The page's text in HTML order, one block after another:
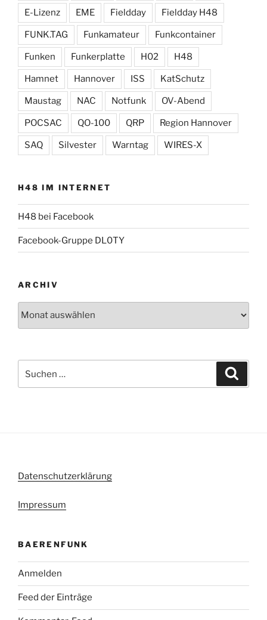
E-Lizenz EME Fieldday Fieldday H48
FUNK.TAG Funkamateur Funkcontainer
Funken Funkerplatte H02 H48
Hamnet Hannover ISS KatSchutz
Maustag NAC Notfunk OV-Abend
POCSAC QO-100 QRP Region Hannover
SAQ Silvester Warntag WIRES-X
H48 IM INTERNET
H48 bei Facebook
Facebook-Gruppe DL0TY
ARCHIV
nach:
Datenschutzerklärung
Impressum
BAERENFUNK
Anmelden
Feed der Einträge